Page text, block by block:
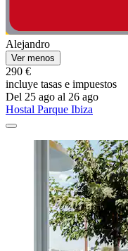
Alejandro
Ver menos
290 €
incluye tasas e impuestos
Del 25 ago al 26 ago
Hostal Parque Ibiza